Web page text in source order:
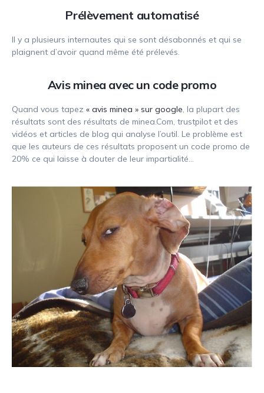
Prélèvement automatisé
Il y a plusieurs internautes qui se sont désabonnés et qui se
plaignent d’avoir quand même été prélevés.
Avis minea avec un code promo
Quand vous tapez « avis minea » sur google, la plupart des
résultats sont des résultats de minea.Com, trustpilot et des
vidéos et articles de blog qui analyse l’outil. Le problème est
que les auteurs de ces résultats proposent un code promo de
20% ce qui laisse à douter de leur impartialité…